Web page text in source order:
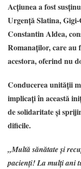
Acțiunea a fost
Urgență Slatina,
Constantin Aldea,
Romanaților, care au
acestora, oferind nu
Conducerea unității
implicați în această
de solidaritate și
dificile.
„Multă sănătate și
pacienți! La mulți ani